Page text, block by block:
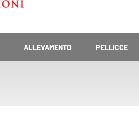
ALLEVAMENTO PELLICCE